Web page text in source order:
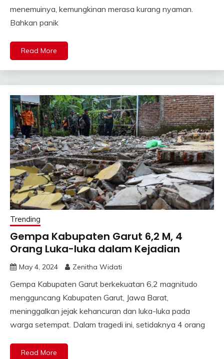
menemuinya, kemungkinan merasa kurang nyaman.
Bahkan panik
Read More
Trending
Gempa Kabupaten Garut 6,2 M, 4
Orang Luka-luka dalam Kejadian
May 4, 2024 Zenitha Widati
Gempa Kabupaten Garut berkekuatan 6,2 magnitudo
mengguncang Kabupaten Garut, Jawa Barat,
meninggalkan jejak kehancuran dan luka-luka pada
warga setempat. Dalam tragedi ini, setidaknya 4 orang
Read More